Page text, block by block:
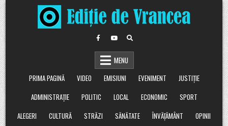
Skip
to
content
MENU
PRIMA PAGINĂ
VIDEO EMISIUNI EVENIMENT
JUSTIȚIE
ADMINISTRAȚIE
POLITIC LOCAL ECONOMIC
SPORT
ALEGERI
CULTURĂ STRĂZI SĂNĂTATE ÎNVĂȚĂMÂNT
OPINII